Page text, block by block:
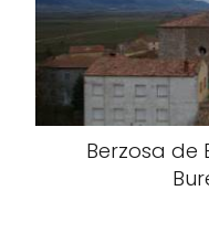
Berzosa de